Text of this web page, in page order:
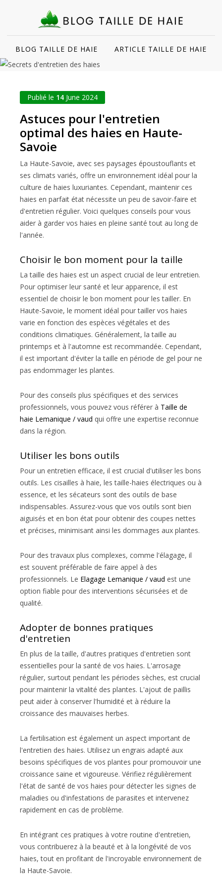
BLOG TAILLE DE HAIE ARTICLE TAILLE DE HAIE
Publié le 14 June 2024
Astuces pour l'entretien
optimal des haies en Haute-
Savoie
La Haute-Savoie, avec ses paysages époustouflants et
ses climats variés, offre un environnement idéal pour la
culture de haies luxuriantes. Cependant, maintenir ces
haies en parfait état nécessite un peu de savoir-faire et
d'entretien régulier. Voici quelques conseils pour vous
aider à garder vos haies en pleine santé tout au long de
l'année.
Choisir le bon moment pour la taille
La taille des haies est un aspect crucial de leur entretien.
Pour optimiser leur santé et leur apparence, il est
essentiel de choisir le bon moment pour les tailler. En
Haute-Savoie, le moment idéal pour tailler vos haies
varie en fonction des espèces végétales et des
conditions climatiques. Généralement, la taille au
printemps et à l'automne est recommandée. Cependant,
il est important d'éviter la taille en période de gel pour ne
pas endommager les plantes.
Pour des conseils plus spécifiques et des services
professionnels, vous pouvez vous référer à Taille de
haie Lemanique / vaud qui offre une expertise reconnue
dans la région.
Utiliser les bons outils
Pour un entretien efficace, il est crucial d'utiliser les bons
outils. Les cisailles à haie, les taille-haies électriques ou à
essence, et les sécateurs sont des outils de base
indispensables. Assurez-vous que vos outils sont bien
aiguisés et en bon état pour obtenir des coupes nettes
et précises, minimisant ainsi les dommages aux plantes.
Pour des travaux plus complexes, comme l'élagage, il
est souvent préférable de faire appel à des
professionnels. Le Elagage Lemanique / vaud est une
option fiable pour des interventions sécurisées et de
qualité.
Adopter de bonnes pratiques
d'entretien
En plus de la taille, d'autres pratiques d'entretien sont
essentielles pour la santé de vos haies. L'arrosage
régulier, surtout pendant les périodes sèches, est crucial
pour maintenir la vitalité des plantes. L'ajout de paillis
peut aider à conserver l'humidité et à réduire la
croissance des mauvaises herbes.
La fertilisation est également un aspect important de
l'entretien des haies. Utilisez un engrais adapté aux
besoins spécifiques de vos plantes pour promouvoir une
croissance saine et vigoureuse. Vérifiez régulièrement
l'état de santé de vos haies pour détecter les signes de
maladies ou d'infestations de parasites et intervenez
rapidement en cas de problème.
En intégrant ces pratiques à votre routine d'entretien,
vous contribuerez à la beauté et à la longévité de vos
haies, tout en profitant de l'incroyable environnement de
la Haute-Savoie.